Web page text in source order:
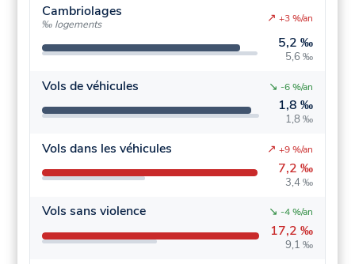
Cambriolages
‰ logements
5,2 ‰
5,6 ‰
↗ +3 %/an
Vols de véhicules
1,8 ‰
1,8 ‰
↘ -6 %/an
Vols dans les véhicules
7,2 ‰
3,4 ‰
↗ +9 %/an
Vols sans violence
17,2 ‰
9,1 ‰
↘ -4 %/an